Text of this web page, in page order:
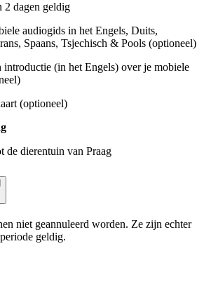
2 dagen geldig
audiogids in het Engels, Duits,
Spaans, Tsjechisch & Pools (optioneel)
introductie (in het Engels) over je mobiele
(optioneel)
de dierentuin van Praag
niet geannuleerd worden. Ze zijn echter
geldig.